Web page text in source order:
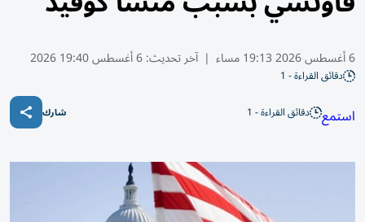
6 أغسطس 2026 19:13 مساء | آخر تحديث:6 أغسطس 19:40 2026
دقائق القراءة - 1
استمع دقائق القراءة - 1 شارك